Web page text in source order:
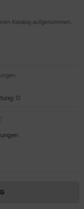
Katalog aufgenommen.
0